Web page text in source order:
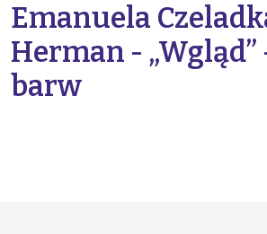
Emanuela
Herman - „Wgląd”
barw